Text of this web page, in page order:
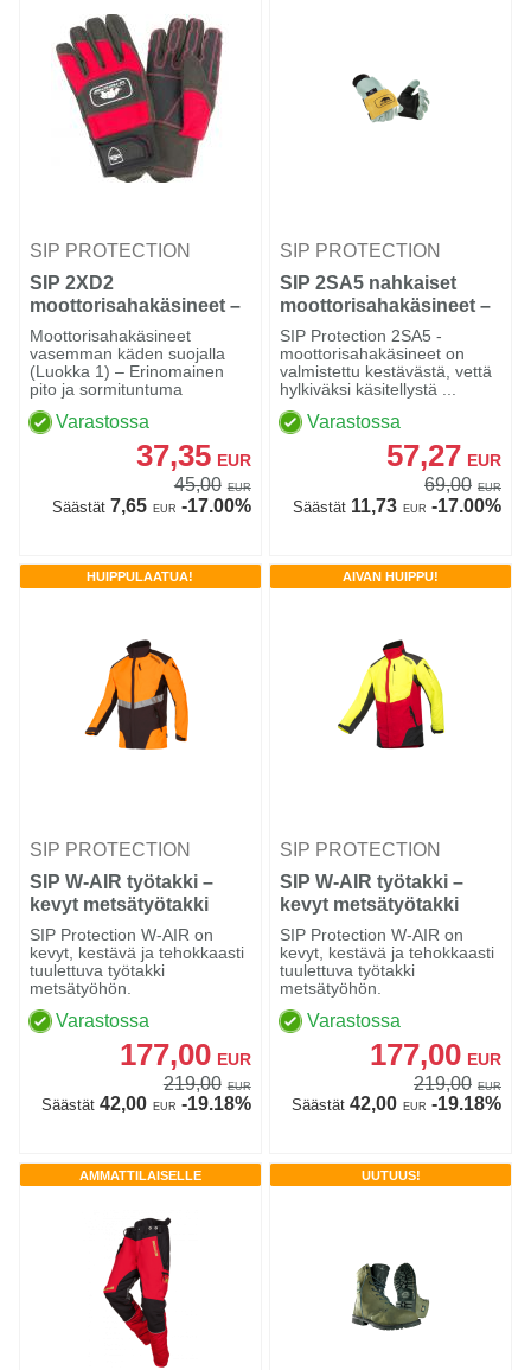
SIP PROTECTION
SIP 2XD2
moottorisahakäsineet –
vasen käsi
Moottorisahakäsineet
vasemman käden suojalla
(Luokka 1) – Erinomainen
pito ja sormituntuma
Varastossa
37,35 EUR
45,00 EUR
Säästät7,65 EUR -17.00%
SIP PROTECTION
SIP 2SA5 nahkaiset
moottorisahakäsineet –
luokka 1
SIP Protection 2SA5 -
moottorisahakäsineet on
valmistettu kestävästä, vettä
hylkiväksi käsitellystä ...
Varastossa
57,27 EUR
69,00 EUR
Säästät11,73 EUR -17.00%
HUIPPULAATUA!
SIP PROTECTION
SIP W-AIR työtakki –
kevyt metsätyötakki
SIP Protection W-AIR on
kevyt, kestävä ja tehokkaasti
tuulettuva työtakki
metsätyöhön.
Varastossa
177,00 EUR
219,00 EUR
Säästät42,00 EUR -19.18%
AIVAN HUIPPU!
SIP PROTECTION
SIP W-AIR työtakki –
kevyt metsätyötakki
SIP Protection W-AIR on
kevyt, kestävä ja tehokkaasti
tuulettuva työtakki
metsätyöhön.
Varastossa
177,00 EUR
219,00 EUR
Säästät42,00 EUR -19.18%
AMMATTILAISELLE UUTUUS!